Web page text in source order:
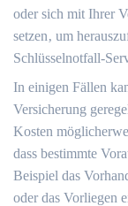
oder sich mit Ihrer
setzen‚ um
Schlüsselnotfall-
In einigen Fällen
Versicherung
Kosten
dass bestimmte
Beispiel das
oder das Vorliegen